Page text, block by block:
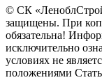
© СК
защищены. При
обязательна!
исключительно
условиях не
положениями